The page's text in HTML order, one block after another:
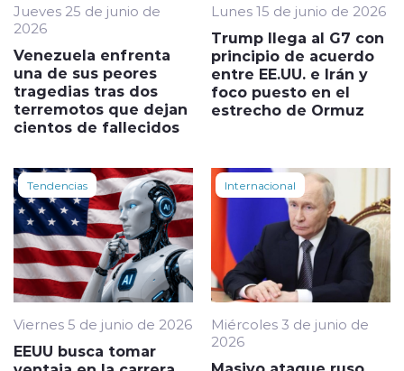
Jueves 25 de junio de
2026
Venezuela enfrenta
una de sus peores
tragedias tras dos
terremotos que dejan
cientos de fallecidos
Lunes 15 de junio de 2026
Trump llega al G7 con
principio de acuerdo
entre EE.UU. e Irán y
foco puesto en el
estrecho de Ormuz
Tendencias
Viernes 5 de junio de 2026
EEUU busca tomar
Internacional
Miércoles 3 de junio de
2026